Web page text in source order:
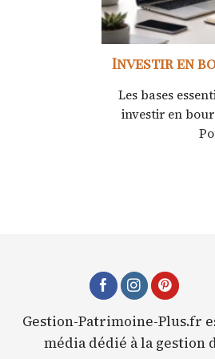
Investir en
Les bases
investir en
Gestion-Patrimoine-Plus.fr
média dédié à la gestion